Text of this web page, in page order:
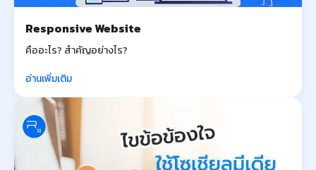
Responsive Website
คืออะไร? สำคัญอย่างไร?
อ่านเพิ่มเติม